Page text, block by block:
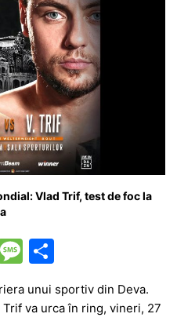
Vlad Trif, test de foc la
el
M
s ta
unui sportiv din Deva.
va urca în ring, vineri, 27